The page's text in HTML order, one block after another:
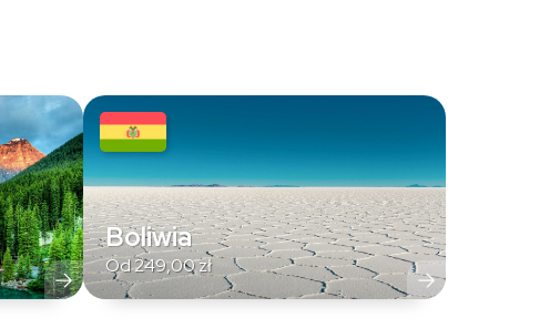
Boliwia
Od249,00zł